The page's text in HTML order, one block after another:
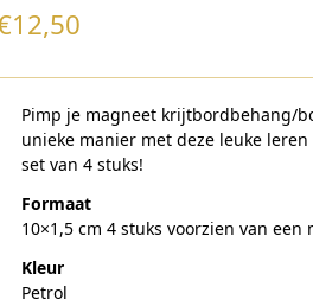
12,50
Pimp je magneet krijtbordbehang/
unieke manier met deze leuke
set van 4 stuks!
Formaat
10×1,5 cm 4 stuks voorzien van een
Kleur
Petrol